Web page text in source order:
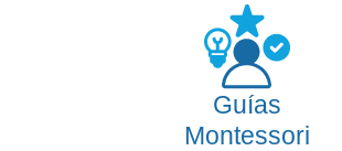
Guías
Montessori